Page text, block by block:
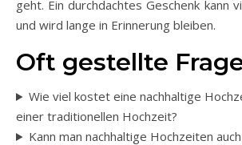
geht. Ein durchdachtes Geschenk kann
und wird lange in Erinnerung bleiben.
Oft gestellte
Wie viel kostet eine nachhaltige
einer traditionellen Hochzeit?
Kann man nachhaltige Hochzeiten